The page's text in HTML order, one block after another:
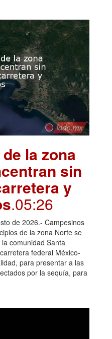
la zona
sin
y
.05:26
de 2026.- Campesinos
de la zona Norte se
comunidad Santa
federal México-
para presentar a las
por la sequía, para